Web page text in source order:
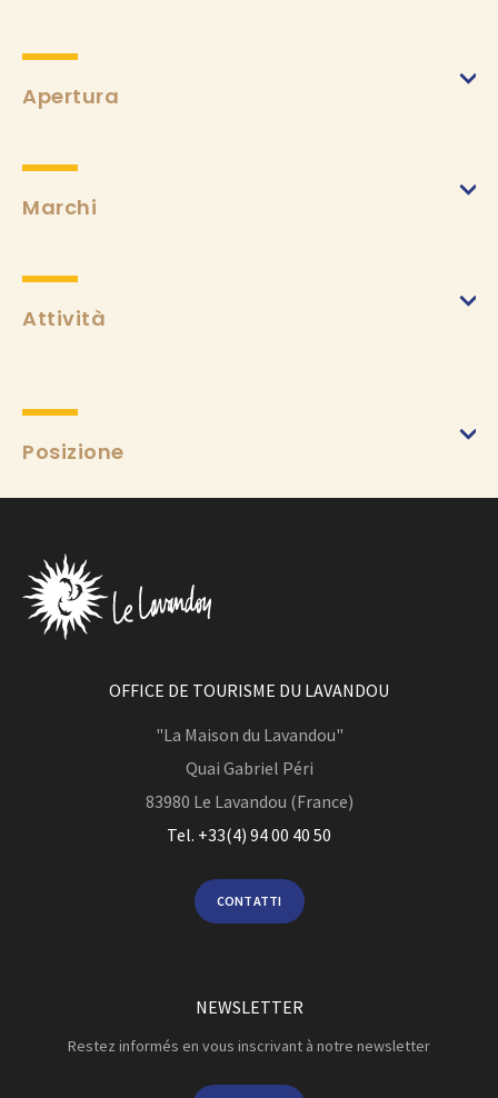
Apertura
Marchi
Attività
Posizione
OFFICE DE TOURISME DU LAVANDOU
"La Maison du Lavandou"
Quai Gabriel Péri
83980 Le Lavandou (France)
Tel. +33(4) 94 00 40 50
CONTATTI
NEWSLETTER
Restez informés en vous inscrivant à notre newsletter